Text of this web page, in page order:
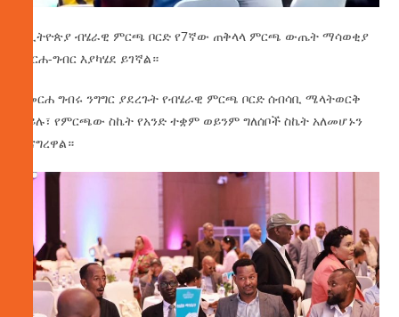
የኢትዮጵያ ብሄራዊ ምርጫ ቦርድ የ7ኛው ጠቅላላ ምርጫ ውጤት ማሳወቂያ
መርሐ-ግብር እያካሄደ ይገኛል።
በመርሐ ግብሩ ንግግር ያደረጉት የብሄራዊ ምርጫ ቦርድ ሰብሳቢ ሜላትወርቅ
ኃይሉ፣ የምርጫው ስኬት የአንድ ተቋም ወይንም ግለሰቦች ስኬት አለመሆኑን
ተናግረዋል።